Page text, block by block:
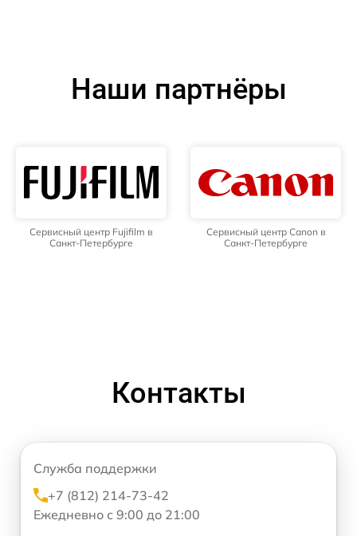
Наши партнёры
Сервисный центр Fujifilm в
Санкт-Петербурге
Сервисный центр Canon в
Санкт-Петербурге
Контакты
Служба поддержки
+7 (812) 214-73-42
Ежедневно с 9:00 до 21:00